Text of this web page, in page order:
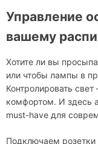
Управление
вашему
Хотите ли вы
или чтобы лампы в
Контролировать
комфортом. И здесь
must-have для
Подключаем